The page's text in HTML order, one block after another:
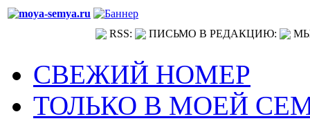
RSS: ПИСЬМО В РЕДАКЦИЮ:
СВЕЖИЙ НОМЕР
ТОЛЬКО В МОЕЙ